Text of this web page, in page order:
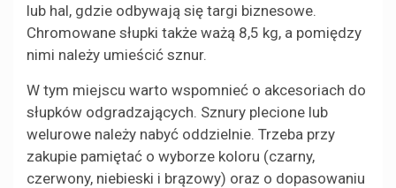
lub hal, gdzie odbywają się targi biznesowe.
Chromowane słupki także ważą 8,5 kg, a pomiędzy
nimi należy umieścić sznur.
W tym miejscu warto wspomnieć o akcesoriach do
słupków odgradzających. Sznury plecione lub
welurowe należy nabyć oddzielnie. Trzeba przy
zakupie pamiętać o wyborze koloru (czarny,
czerwony, niebieski i brązowy) oraz o dopasowaniu